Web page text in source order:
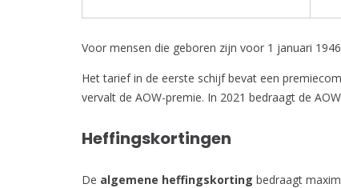
Voor mensen die geboren zijn voor 1 januari
Het tarief in de eerste schijf bevat een
vervalt de AOW-premie. In 2021 bedraagt de
Heffingskortingen
De algemene heffingskorting bedraagt